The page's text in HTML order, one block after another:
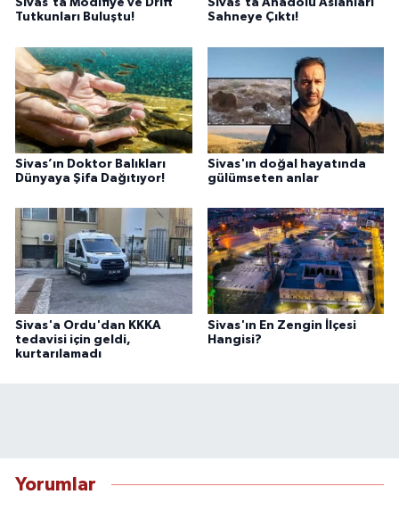
Sivas’ta Modifiye ve Drift
Tutkunları Buluştu!
Sivas’ta Anadolu Aslanları
Sahneye Çıktı!
Sivas’ın Doktor Balıkları
Dünyaya Şifa Dağıtıyor!
Sivas'ın doğal hayatında
gülümseten anlar
Sivas'a Ordu'dan KKKA
tedavisi için geldi,
kurtarılamadı
Sivas'ın En Zengin İlçesi
Hangisi?
Yorumlar